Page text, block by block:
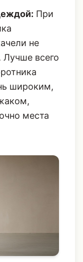
всего
широким,
места